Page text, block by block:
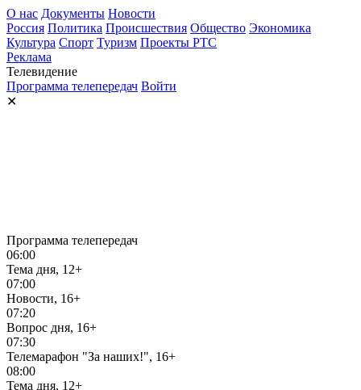
О нас Документы Новости
Россия Политика Происшествия Общество Экономика
Культура Спорт Туризм Проекты РТС
Реклама
Телевидение
Программа телепередач Войти
✕
Программа телепередач
06:00
Тема дня, 12+
07:00
Новости, 16+
07:20
Вопрос дня, 16+
07:30
Телемарафон "За наших!", 16+
08:00
Тема дня, 12+